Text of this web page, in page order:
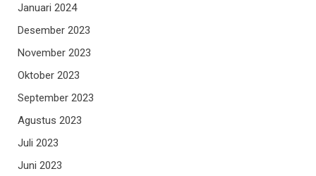
Januari 2024
Desember 2023
November 2023
Oktober 2023
September 2023
Agustus 2023
Juli 2023
Juni 2023